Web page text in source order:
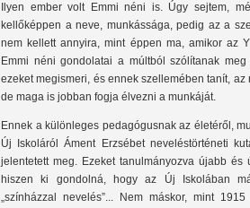
Ilyen ember volt Emmi néni is. Úgy sejtem,
kellőképpen a neve, munkássága, pedig az a
nem kellett annyira, mint éppen ma, amikor az
Emmi néni gondolatai a múltból szólítanak
ezeket megismeri, és ennek szellemében tanít,
de maga is jobban fogja élvezni a munkáját.
Ennek a különleges pedagógusnak az életéről,
Új Iskoláról Áment Erzsébet neveléstörténeti
jelentetett meg. Ezeket tanulmányozva újabb és
hiszen ki gondolná, hogy az Új Iskolában
„színházzal nevelés”... Nem máskor, mint